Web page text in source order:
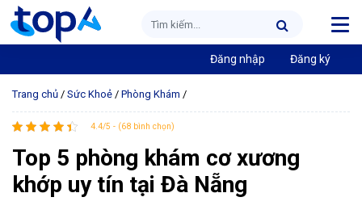
Đăng nhập Đăng ký
Trang chủ / Sức Khoẻ / Phòng Khám /
4.4/5 - (68 bình chọn)
Top 5 phòng khám cơ xương
khớp uy tín tại Đà Nẵng